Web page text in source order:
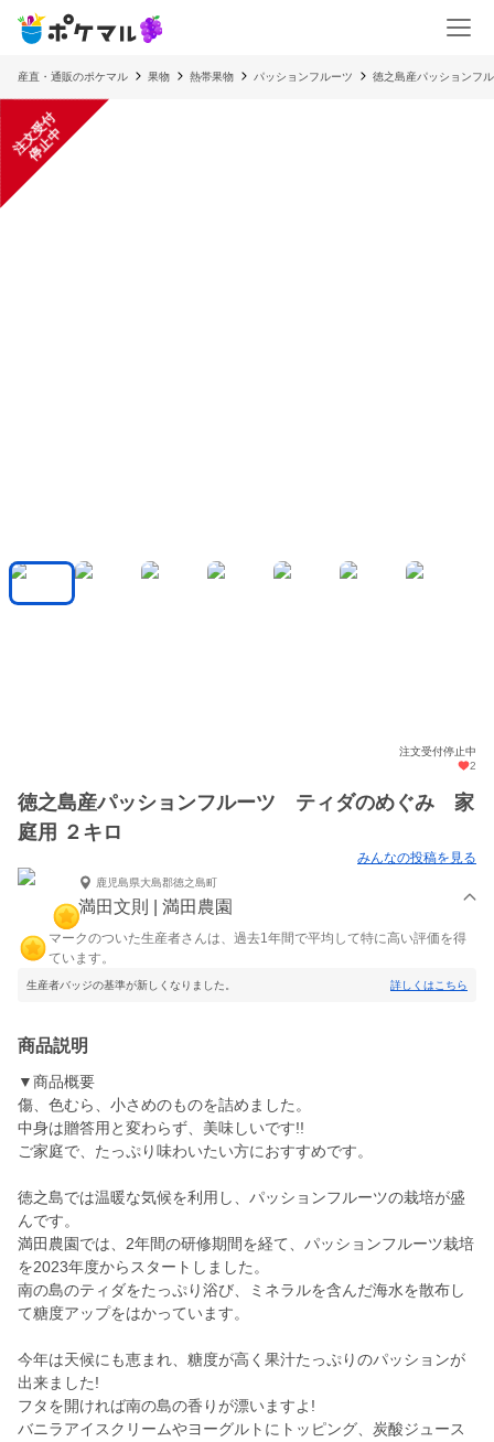
産直・通販のポケマル 果物 熱帯果物 パッションフルーツ 徳之島産パッションフ
注
文
受
付
停
止
中
注文受付停止中
2
徳之島産パッションフルーツ ティダのめぐみ 家
庭用 ２キロ
みんなの投稿を見る
鹿児島県大島郡徳之島町
満田文則 | 満田農園
マークのついた生産者さんは、過去1年間で平均して特に高い評価を得
ています。
生産者バッジの基準が新しくなりました。 詳しくはこちら
商品説明
▼商品概要
傷、色むら、小さめのものを詰めました。
中身は贈答用と変わらず、美味しいです!!
ご家庭で、たっぷり味わいたい方におすすめです。
徳之島では温暖な気候を利用し、パッションフルーツの栽培が盛
んです。
満田農園では、2年間の研修期間を経て、パッションフルーツ栽培
を2023年度からスタートしました。
南の島のティダをたっぷり浴び、ミネラルを含んだ海水を散布し
て糖度アップをはかっています。
今年は天候にも恵まれ、糖度が高く果汁たっぷりのパッションが
出来ました!
フタを開ければ南の島の香りが漂いますよ!
バニラアイスクリームやヨーグルトにトッピング、炭酸ジュース